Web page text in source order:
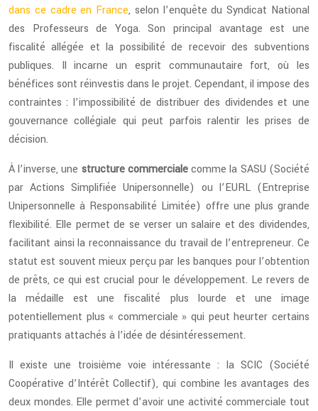
dans ce cadre en France, selon l’enquête du Syndicat National
des Professeurs de Yoga. Son principal avantage est une
fiscalité allégée et la possibilité de recevoir des subventions
publiques. Il incarne un esprit communautaire fort, où les
bénéfices sont réinvestis dans le projet. Cependant, il impose des
contraintes : l’impossibilité de distribuer des dividendes et une
gouvernance collégiale qui peut parfois ralentir les prises de
décision.
À l’inverse, une structure commercialecomme la SASU (Société
par Actions Simplifiée Unipersonnelle) ou l’EURL (Entreprise
Unipersonnelle à Responsabilité Limitée) offre une plus grande
flexibilité. Elle permet de se verser un salaire et des dividendes,
facilitant ainsi la reconnaissance du travail de l’entrepreneur. Ce
statut est souvent mieux perçu par les banques pour l’obtention
de prêts, ce qui est crucial pour le développement. Le revers de
la médaille est une fiscalité plus lourde et une image
potentiellement plus « commerciale » qui peut heurter certains
pratiquants attachés à l’idée de désintéressement.
Il existe une troisième voie intéressante : la SCIC (Société
Coopérative d’Intérêt Collectif), qui combine les avantages des
deux mondes. Elle permet d’avoir une activité commerciale tout